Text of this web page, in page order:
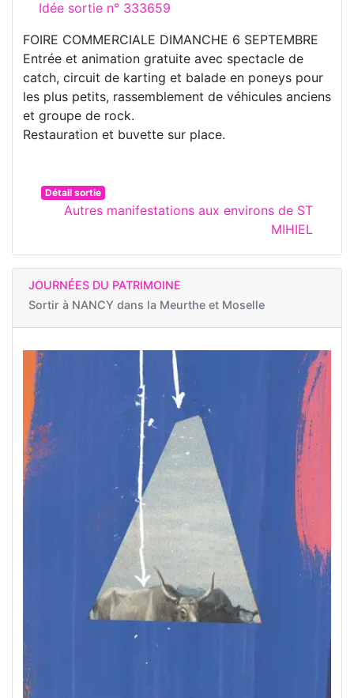
Idée sortie n° 333659
FOIRE COMMERCIALE DIMANCHE 6 SEPTEMBRE
Entrée et animation gratuite avec spectacle de
catch, circuit de karting et balade en poneys pour
les plus petits, rassemblement de véhicules anciens
et groupe de rock.
Restauration et buvette sur place.
Détail sortie
Autres manifestations aux environs de ST
MIHIEL
JOURNÉES DU PATRIMOINE
Sortir à NANCY dans la Meurthe et Moselle